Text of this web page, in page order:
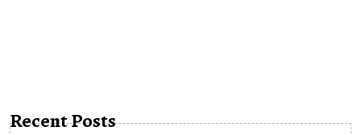
Recent Posts